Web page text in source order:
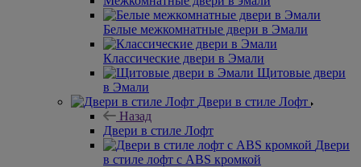
Белые межкомнатные двери в Эмали
Классические двери в Эмали
Щитовые двери
в Эмали
Двери в стиле Лофт
Назад
Двери в стиле Лофт
Двери
в стиле лофт с ABS кромкой